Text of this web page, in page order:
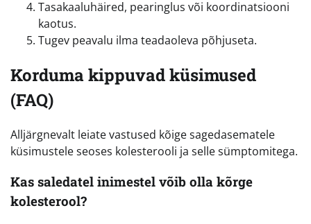
Tasakaaluhäired, pearinglus või koordinatsiooni
kaotus.
Tugev peavalu ilma teadaoleva põhjuseta.
Korduma kippuvad küsimused
(FAQ)
Alljärgnevalt leiate vastused kõige sagedasematele
küsimustele seoses kolesterooli ja selle sümptomitega.
Kas saledatel inimestel võib olla kõrge
kolesterool?